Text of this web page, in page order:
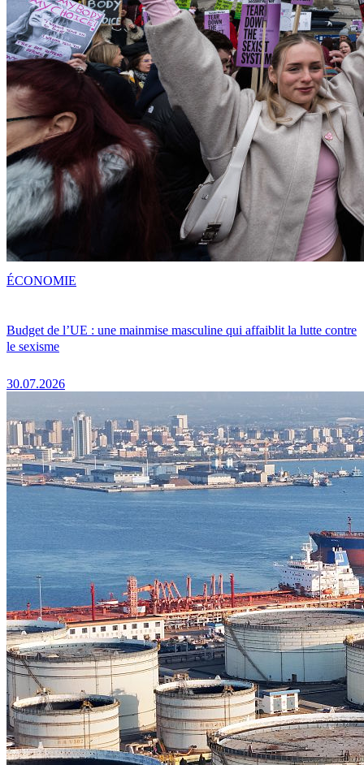
Budget de l’UE : une mainmise masculine qui affaiblit la lutte contre
le sexisme
30.07.2026
ÉCONOMIE